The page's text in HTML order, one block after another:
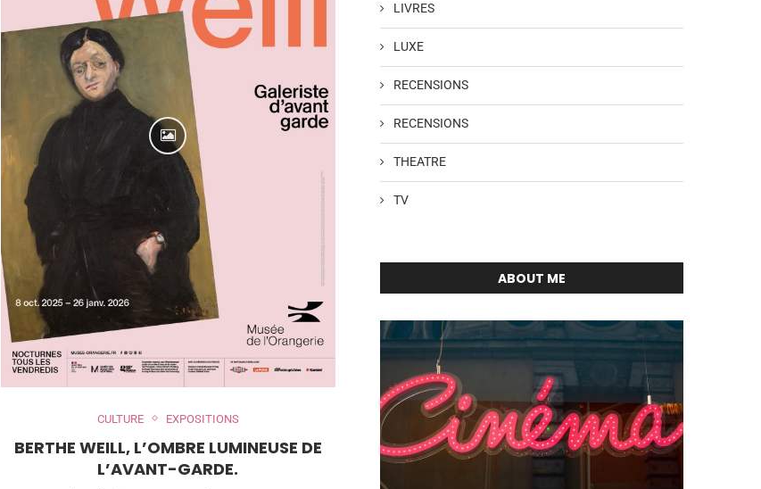
CULTURE EXPOSITIONS
BERTHE WEILL, L’OMBRE LUMINEUSE DE
L’AVANT-GARDE.
LIVRES
LUXE
RECENSIONS
RECENSIONS
THEATRE
TV
ABOUT ME